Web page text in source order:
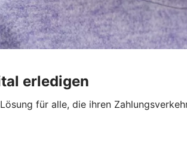
erledigen
für alle, die ihren